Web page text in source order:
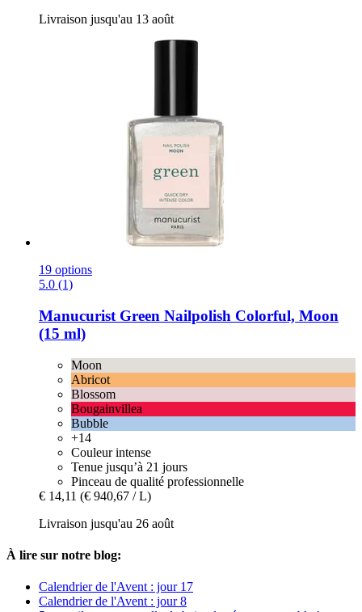
Livraison jusqu'au 13 août
19 options
5.0 (1)
Manucurist Green Nailpolish Colorful, Moon
(15 ml)
Moon
Abricot
Blossom
Bougainvillea
Bubble
+14
Couleur intense
Tenue jusqu’à 21 jours
Pinceau de qualité professionnelle
€ 14,11 (€ 940,67 / L)
Livraison jusqu'au 26 août
À lire sur notre blog:
Calendrier de l'Avent : jour 17
Calendrier de l'Avent : jour 8